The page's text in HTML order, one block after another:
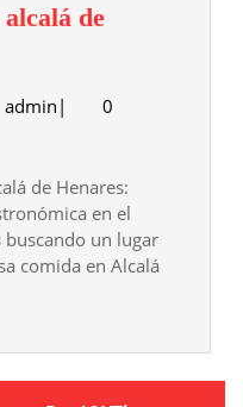
de
adminadmin
|
0
de Henares:
en el
buscando un lugar
comida en Alcalá